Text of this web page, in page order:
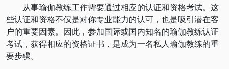
从事瑜伽教练工作需要通过相应的认证和资格考试。这
些认证和资格不仅是对你专业能力的认可，也是吸引潜在客
户的重要因素。因此，参加国际或国内知名的瑜伽教练认证
考试，获得相应的资格证书，是成为一名私人瑜伽教练的重
要步骤。